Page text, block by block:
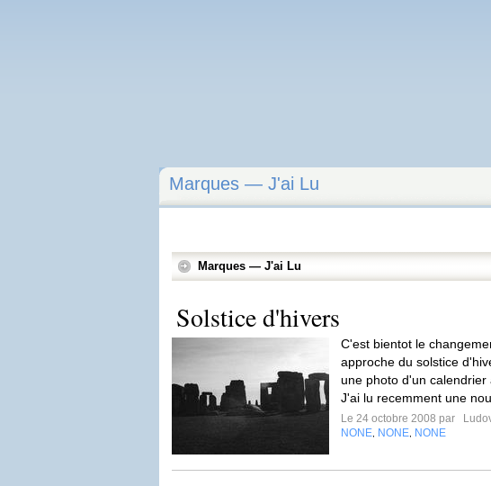
Marques — J'ai Lu
Marques — J'ai Lu
Solstice d'hivers
C'est bientot le
approche du solstice
une photo d'un calendrier
J'ai lu recemment une
Le 24 octobre 2008 par
NONE NONE NONE